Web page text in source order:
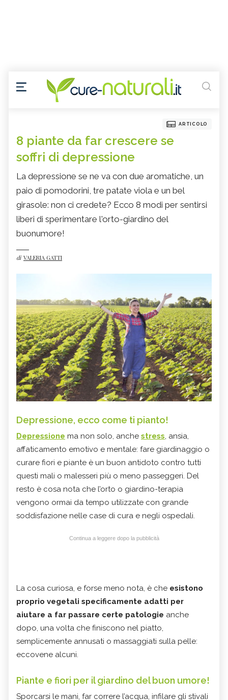
ARTICOLO
8 piante da far crescere se
soffri di depressione
La depressione se ne va con due aromatiche, un
paio di pomodorini, tre patate viola e un bel
girasole: non ci credete? Ecco 8 modi per sentirsi
liberi di sperimentare l'orto-giardino del
buonumore!
di VALERIA GATTI
Depressione, ecco come ti pianto!
Depressione ma non solo, anche stress, ansia,
affaticamento emotivo e mentale: fare giardinaggio o
curare fiori e piante è un buon antidoto contro tutti
questi mali o malesseri più o meno passeggeri. Del
resto è cosa nota che l’orto o giardino-terapia
vengono ormai da tempo utilizzate con grande
soddisfazione nelle case di cura e negli ospedali.
Continua a leggere dopo la pubblicità
La cosa curiosa, e forse meno nota, è che esistono
proprio vegetali specificamente adatti per
aiutare a far passare certe patologie anche
dopo, una volta che finiscono nel piatto,
semplicemente annusati o massaggiati sulla pelle:
eccovene alcuni.
Piante e fiori per il giardino del buon umore!
Sporcarsi le mani, far correre l’acqua, infilare gli stivali